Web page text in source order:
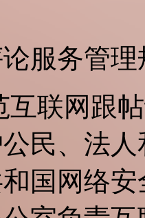
服务管理
互联网跟
民、法
和国网络